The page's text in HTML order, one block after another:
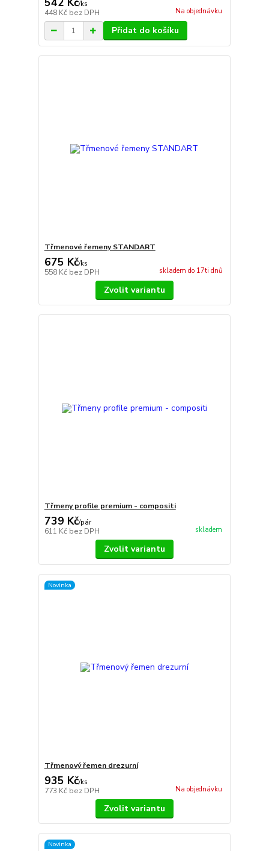
/ks
448 Kč bez DPH Na objednávku
Přidat do košíku
Třmenové řemeny STANDART
675 Kč/ks
558 Kč bez DPH skladem do 17ti dnů
Zvolit variantu
Třmeny profile premium - compositi
739 Kč/pár
611 Kč bez DPH skladem
Zvolit variantu
Novinka
Třmenový řemen drezurní
935 Kč/ks
773 Kč bez DPH Na objednávku
Zvolit variantu
Novinka